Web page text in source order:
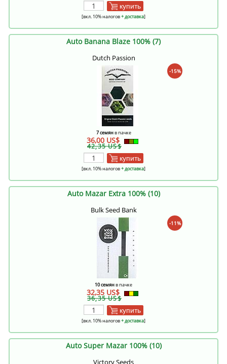
купить
[вкл. 10% налогов+ доставка]
Auto Banana Blaze 100% (7)
Dutch Passion
-15%
7 семянв пачке
36,00 US$
42,35 US$
купить
[вкл. 10% налогов+ доставка]
Auto Mazar Extra 100% (10)
Bulk Seed Bank
-11%
10 семянв пачке
32,35 US$
36,35 US$
купить
[вкл. 10% налогов+ доставка]
Auto Super Mazar 100% (10)
Victory Seeds